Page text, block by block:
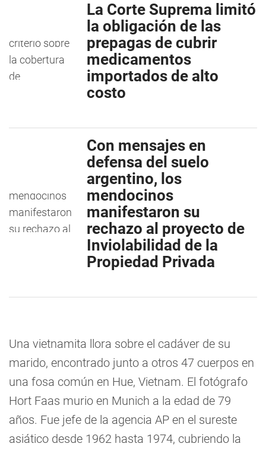
La Corte Suprema limitó
la obligación de las
prepagas de cubrir
medicamentos
importados de alto
costo
Con mensajes en
defensa del suelo
argentino, los
mendocinos
manifestaron su
rechazo al proyecto de
Inviolabilidad de la
Propiedad Privada
Una vietnamita llora sobre el cadáver de su
marido, encontrado junto a otros 47 cuerpos en
una fosa común en Hue, Vietnam. El fotógrafo
Hort Faas murio en Munich a la edad de 79
años. Fue jefe de la agencia AP en el sureste
asiático desde 1962 hasta 1974, cubriendo la